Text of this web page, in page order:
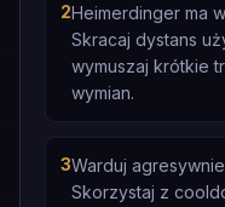
2Heimerdinger ma
Skracaj dystans
wymuszaj krótkie
wymian.
3Warduj
Skorzystaj z